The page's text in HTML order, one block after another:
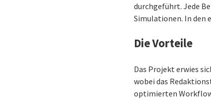
durchgeführt. Jede
Simulationen. In den
Die Vorteile
Das Projekt erwies
wobei das
optimierten